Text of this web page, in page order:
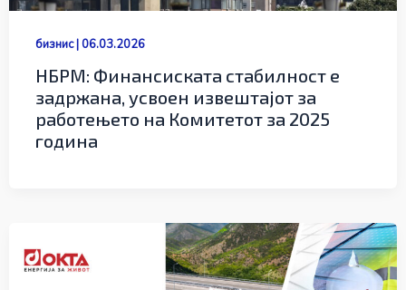
бизнис|06.03.2026
НБРМ: Финансиската стабилност е
задржана, усвоен извештајот за
работењето на Комитетот за 2025
година